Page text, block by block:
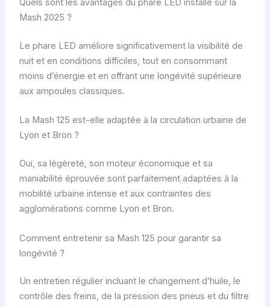
Quels sont les avantages du phare LED installé sur la
Mash 2025 ?
Le phare LED améliore significativement la visibilité de
nuit et en conditions difficiles, tout en consommant
moins d’énergie et en offrant une longévité supérieure
aux ampoules classiques.
La Mash 125 est-elle adaptée à la circulation urbaine de
Lyon et Bron ?
Oui, sa légèreté, son moteur économique et sa
maniabilité éprouvée sont parfaitement adaptées à la
mobilité urbaine intense et aux contraintes des
agglomérations comme Lyon et Bron.
Comment entretenir sa Mash 125 pour garantir sa
longévité ?
Un entretien régulier incluant le changement d’huile, le
contrôle des freins, de la pression des pneus et du filtre